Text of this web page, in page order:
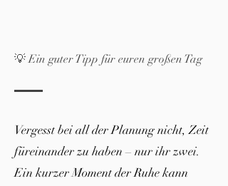
💡 Ein guter Tipp für euren großen Tag
Vergesst bei all der Planung nicht, Zeit
füreinander zu haben – nur ihr zwei.
Ein kurzer Moment der Ruhe kann